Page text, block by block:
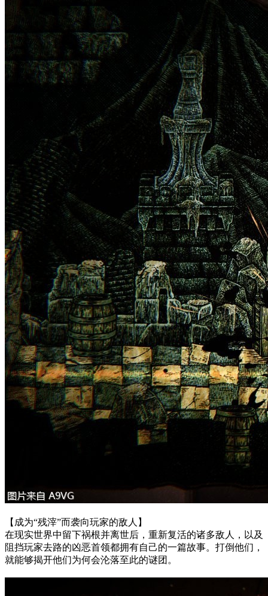
【成为“残滓”而袭向玩家的敌人】
在现实世界中留下祸根并离世后，重新复活的诸多敌人，以及
阻挡玩家去路的凶恶首领都拥有自己的一篇故事。打倒他们，
就能够揭开他们为何会沦落至此的谜团。